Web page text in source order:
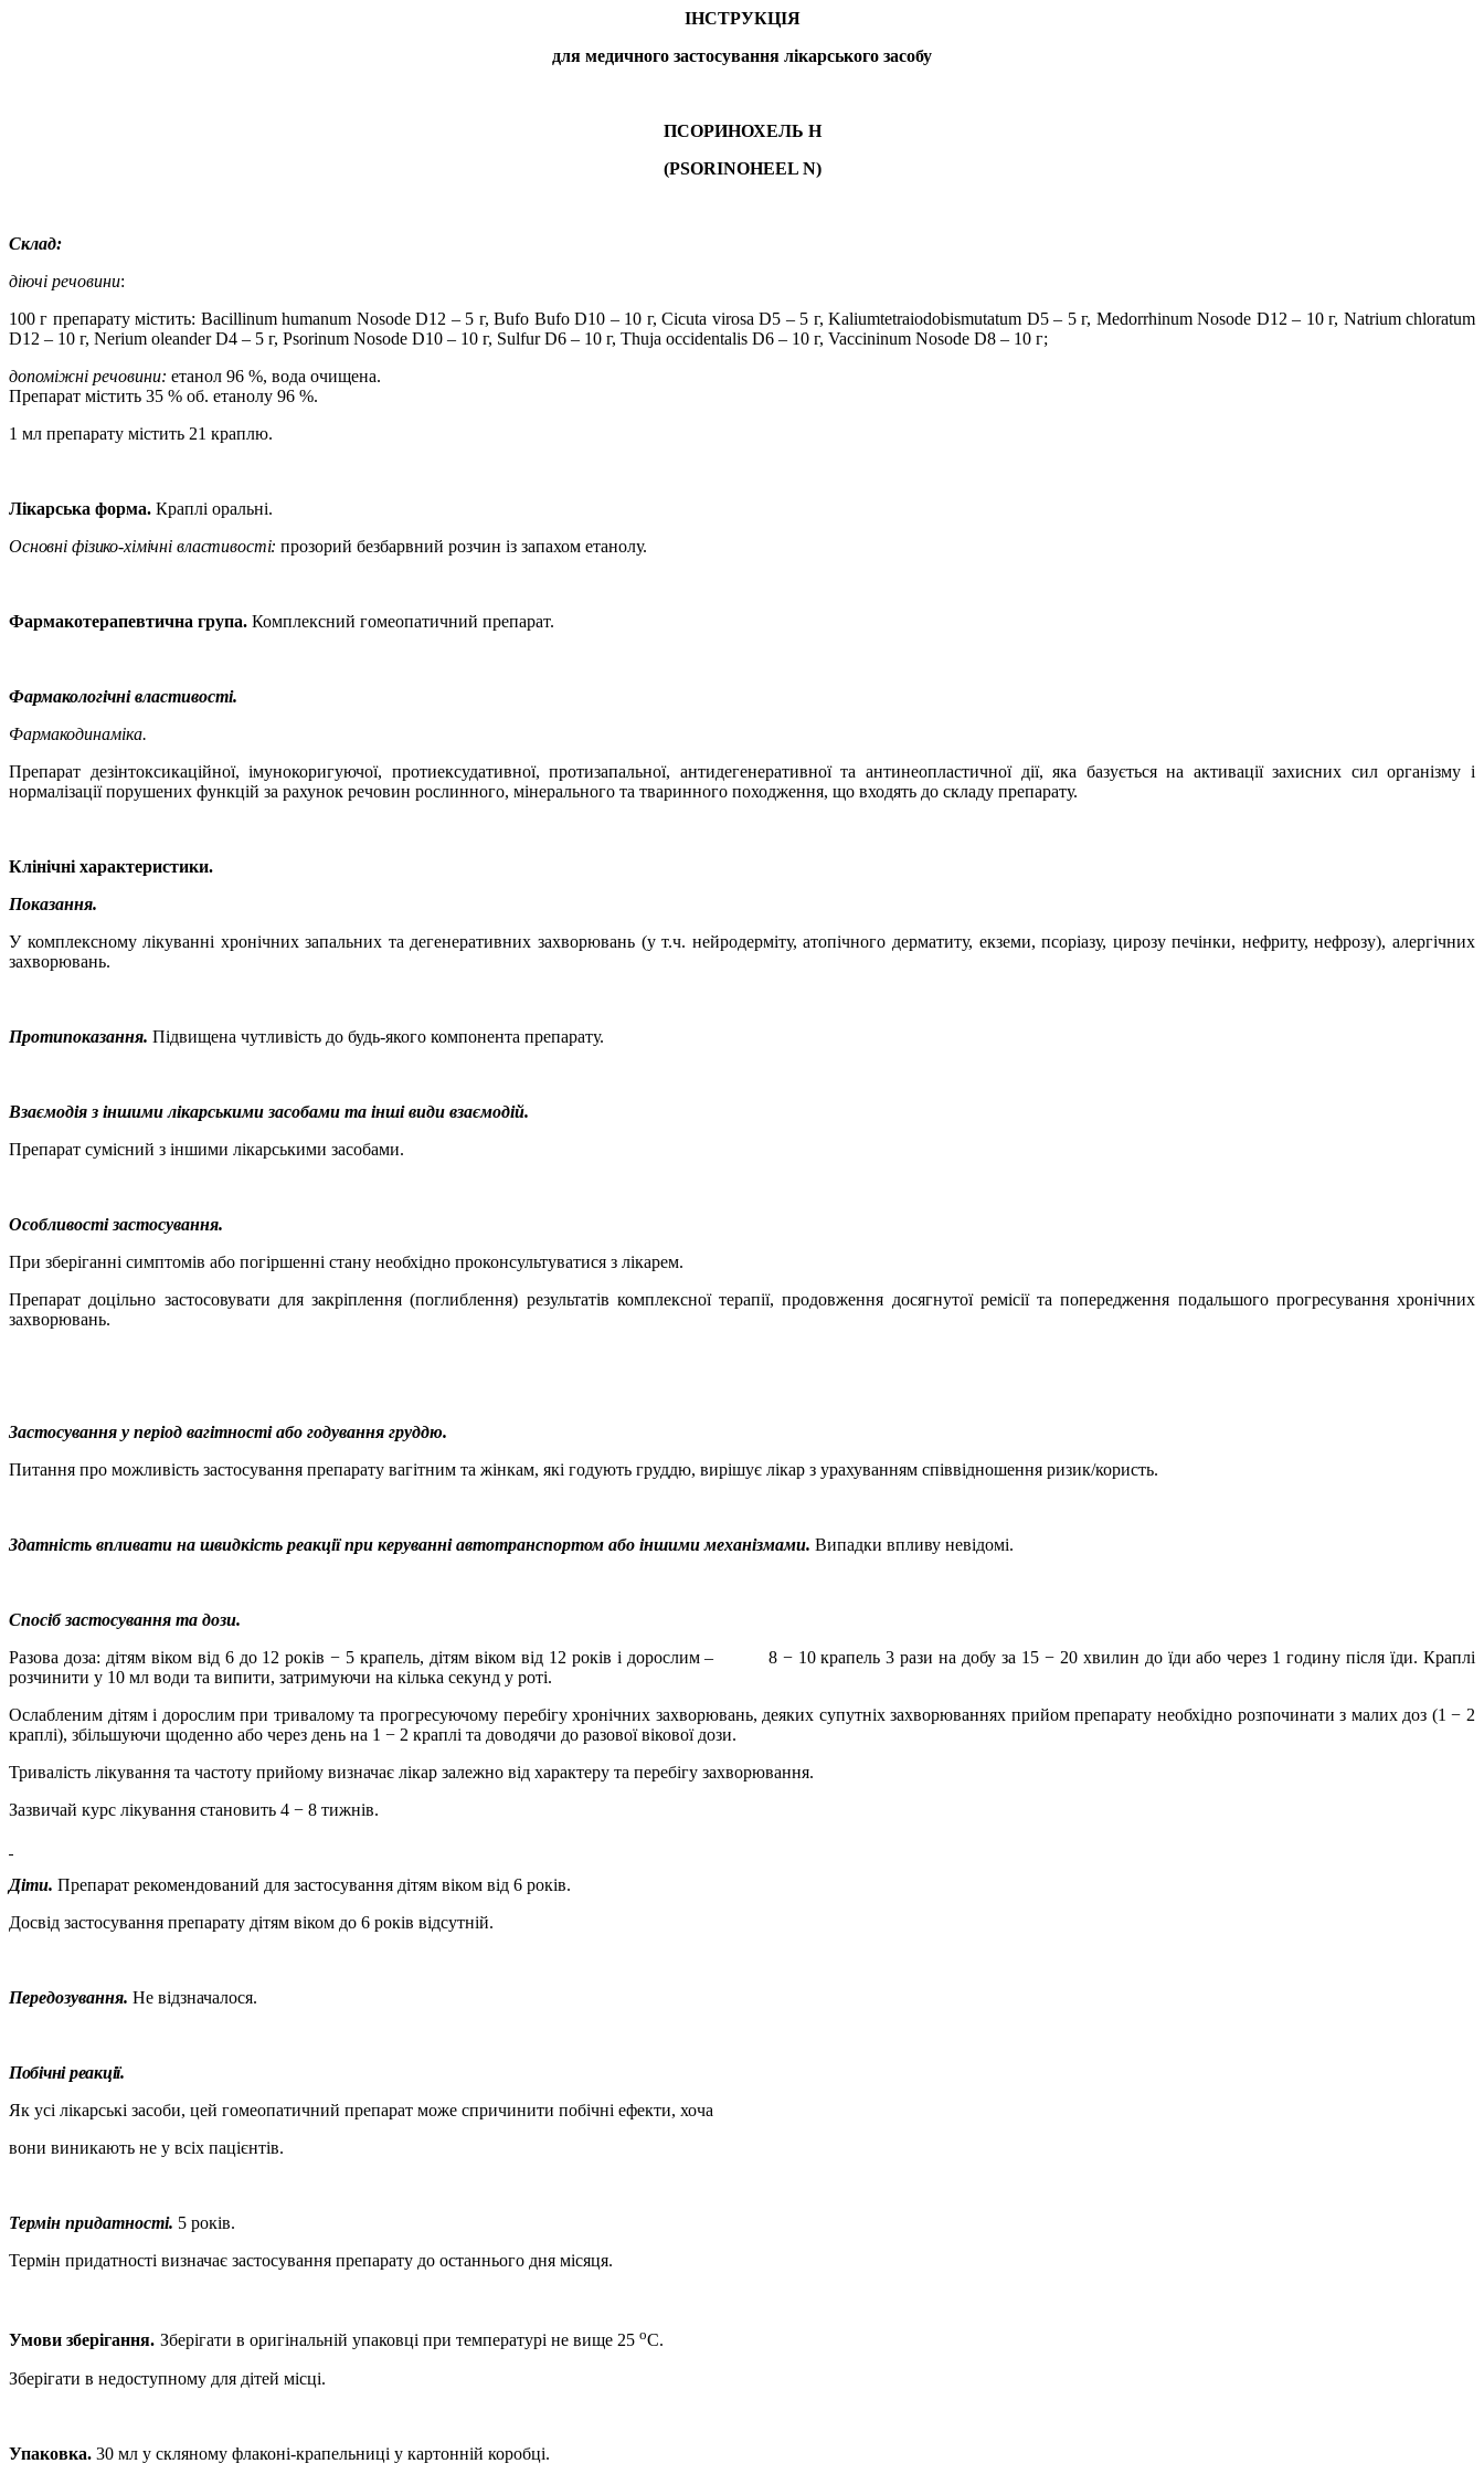
ІНСТРУКЦІЯ
для медичного застосування лікарського засобу
ПСОРИНОХЕЛЬ Н
(PSORINOHEEL N)
Склад:
діючі речовини:
100 г препарату містить: Bacillinum humanum Nosode D12 – 5 г,Bufo Bufo D10 – 10 г,Cicuta virosa D5 – 5 г,Kaliumtetraiodobismutatum D5 – 5 г, Medorrhinum Nosode D12 – 10 г, Natrium chloratum
D12 – 10 г, Nerium oleander D4 – 5 г, Psorinum Nosode D10 – 10 г, Sulfur D6 – 10 г, Thuja occidentalis D6 – 10 г, Vaccininum Nosode D8 – 10 г;
допоміжні речовини: етанол 96 %, вода очищена.
Препарат містить 35 % об. етанолу 96 %.
1 мл препарату містить 21 краплю.
Лікарська форма. Краплі оральні.
Основні фізико-хімічні властивості: прозорий безбарвний розчин із запахом етанолу.
Фармакотерапевтична група. Комплексний гомеопатичний препарат.
Фармакологічні властивості.
Фармакодинаміка.
Препарат дезінтоксикаційної, імунокоригуючої, протиексудативної, протизапальної, антидегенеративної та антинеопластичної дії,яка базується на активації захисних сил організму і
нормалізації порушених функцій за рахунок речовин рослинного, мінерального та тваринного походження, що входять до складу препарату.
Клінічні характеристики.
Показання.
У комплексному лікуванні хронічних запальних та дегенеративних захворювань (у т.ч. нейродерміту, атопічного дерматиту, екземи, псоріазу, цирозу печінки, нефриту, нефрозу), алергічних
захворювань.
Протипоказання. Підвищена чутливість до будь-якого компонента препарату.
Взаємодія з іншими лікарськими засобами та інші види взаємодій.
Препарат сумісний з іншими лікарськими засобами.
Особливості застосування.
При зберіганні симптомів або погіршенні стану необхідно проконсультуватися з лікарем.
Препарат доцільно застосовувати для закріплення (поглиблення) результатів комплексної терапії, продовження досягнутої ремісії та попередження подальшого прогресування хронічних
захворювань.
Застосування у період вагітності або годування груддю.
Питання про можливість застосування препарату вагітним та жінкам, які годують груддю, вирішує лікар з урахуванням співвідношення ризик/користь.
Здатність впливати на швидкість реакції при керуванні автотранспортом або іншими механізмами. Випадки впливу невідомі.
Спосіб застосування та дози.
Разова доза: дітям віком від 6 до 12 років − 5 крапель, дітям віком від 12 років і дорослим –
8 − 10 крапель 3 рази на добу за 15 − 20 хвилин до їди або через 1 годину після їди. Краплі
розчинити у 10 мл води та випити, затримуючи на кілька секунд у роті.
Ослабленим дітям і дорослим при тривалому та прогресуючому перебігу хронічних захворювань, деяких супутніх захворюваннях прийом препарату необхідно розпочинати з малих доз (1 − 2
краплі), збільшуючи щоденно або через день на 1 − 2 краплі та доводячи до разової вікової дози.
Тривалість лікування та частоту прийому визначає лікар залежно від характеру та перебігу захворювання.
Зазвичай курс лікування становить 4 − 8 тижнів.
Діти. Препарат рекомендований для застосування дітям віком від 6 років.
Досвід застосування препарату дітям віком до 6 років відсутній.
Передозування. Не відзначалося.
Побічні реакції.
Як усі лікарські засоби, цей гомеопатичний препарат може спричинити побічні ефекти, хоча
вони виникають не у всіх пацієнтів.
Термін придатності. 5 років.
Термін придатності визначає застосування препарату до останнього дня місяця.
Умови зберігання. Зберігати в оригінальній упаковці при температурі не вище 25 оС.
Зберігати в недоступному для дітей місці.
Упаковка. 30 мл у скляному флаконі-крапельниці у картонній коробці.